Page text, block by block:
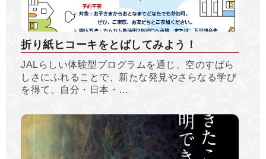
折り紙ヒコーキをとばしてみよう！
JALらしい体験型プログラムを通じ、空のすばら
しさにふれることで、新たな発見やさらなる学び
を得て、自分・日本・…